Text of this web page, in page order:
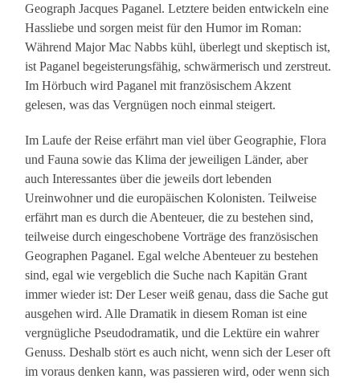
Geograph Jacques Paganel. Letztere beiden entwickeln eine
Hassliebe und sorgen meist für den Humor im Roman:
Während Major Mac Nabbs kühl, überlegt und skeptisch ist,
ist Paganel begeisterungsfähig, schwärmerisch und zerstreut.
Im Hörbuch wird Paganel mit französischem Akzent
gelesen, was das Vergnügen noch einmal steigert.
Im Laufe der Reise erfährt man viel über Geographie, Flora
und Fauna sowie das Klima der jeweiligen Länder, aber
auch Interessantes über die jeweils dort lebenden
Ureinwohner und die europäischen Kolonisten. Teilweise
erfährt man es durch die Abenteuer, die zu bestehen sind,
teilweise durch eingeschobene Vorträge des französischen
Geographen Paganel. Egal welche Abenteuer zu bestehen
sind, egal wie vergeblich die Suche nach Kapitän Grant
immer wieder ist: Der Leser weiß genau, dass die Sache gut
ausgehen wird. Alle Dramatik in diesem Roman ist eine
vergnügliche Pseudodramatik, und die Lektüre ein wahrer
Genuss. Deshalb stört es auch nicht, wenn sich der Leser oft
im voraus denken kann, was passieren wird, oder wenn sich